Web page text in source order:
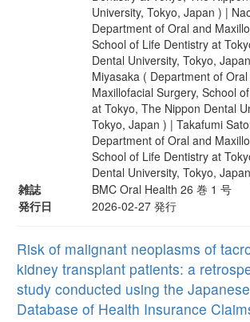
University, Tokyo, Japan ) |
Department of Oral and
School of Life Dentistry at
Dental University, Tokyo,
Miyasaka ( Department of
Maxillofacial Surgery, School
at Tokyo, The Nippon Dental
Tokyo, Japan ) | Takafumi
Department of Oral and
School of Life Dentistry at
Dental University, Tokyo,
雑誌
BMC Oral Health 26 巻 1 号
発行日
2026-02-27 発行
Risk of malignant neoplasms of
kidney transplant patients: a
study conducted using the
Database of Health Insurance